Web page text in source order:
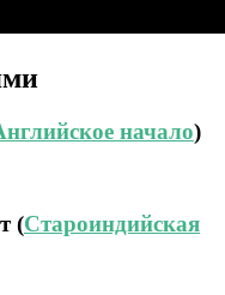
начало)
(Староиндийская